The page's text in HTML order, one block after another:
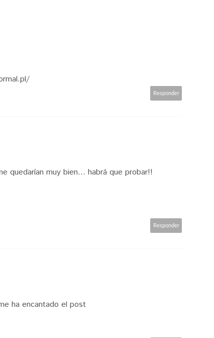
Responder
quedarían muy bien... habrá que probar!!
Responder
ha encantado el post